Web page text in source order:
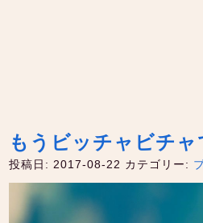
もうビッチャビチャ
投稿日: 2017-08-22 カテゴリー: